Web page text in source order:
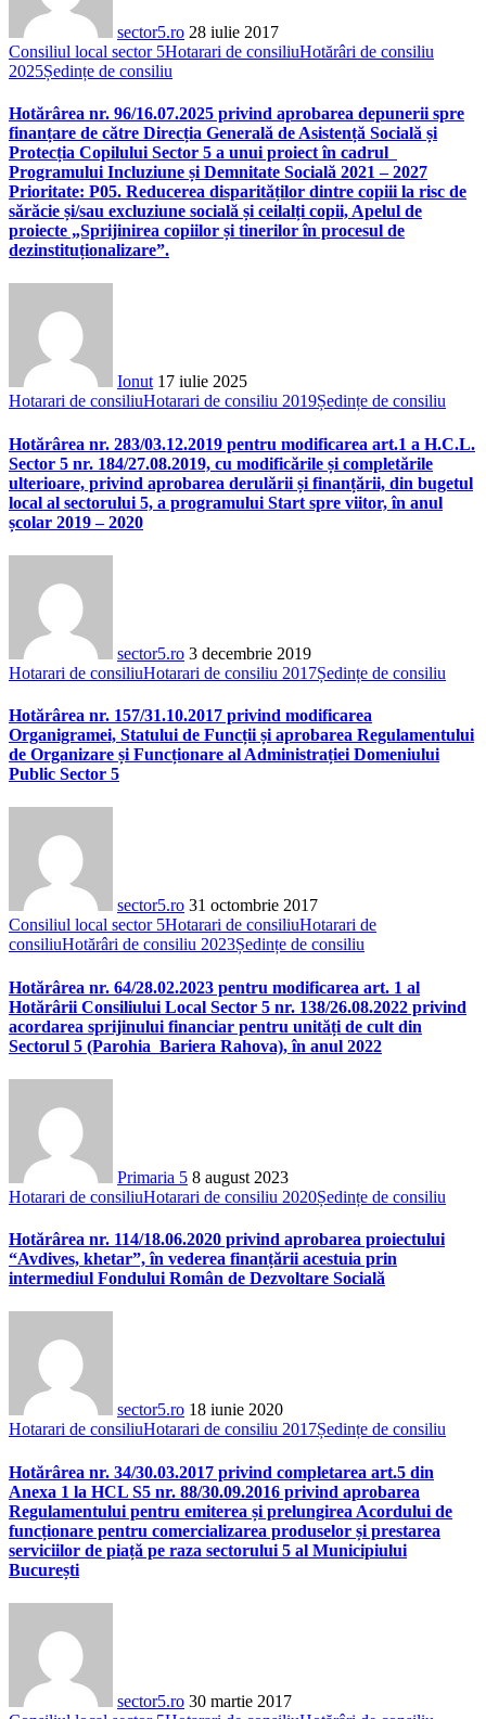
sector5.ro 28 iulie 2017
Consiliul local sector 5Hotarari de consiliuHotărâri de consiliu
2025Ședințe de consiliu
Hotărârea nr. 96/16.07.2025 privind aprobarea depunerii spre
finanțare de către Direcția Generală de Asistență Socială și
Protecția Copilului Sector 5 a unui proiect în cadrul
Programului Incluziune și Demnitate Socială 2021 – 2027
Prioritate: P05. Reducerea disparităților dintre copiii la risc de
sărăcie și/sau excluziune socială și ceilalți copii, Apelul de
proiecte „Sprijinirea copiilor și tinerilor în procesul de
dezinstituționalizare”.
Ionut 17 iulie 2025
Hotarari de consiliuHotarari de consiliu 2019Ședințe de consiliu
Hotărârea nr. 283/03.12.2019 pentru modificarea art.1 a H.C.L.
Sector 5 nr. 184/27.08.2019, cu modificările și completările
ulterioare, privind aprobarea derulării și finanțării, din bugetul
local al sectorului 5, a programului Start spre viitor, în anul
școlar 2019 – 2020
sector5.ro 3 decembrie 2019
Hotarari de consiliuHotarari de consiliu 2017Ședințe de consiliu
Hotărârea nr. 157/31.10.2017 privind modificarea
Organigramei, Statului de Funcții și aprobarea Regulamentului
de Organizare și Funcționare al Administrației Domeniului
Public Sector 5
sector5.ro 31 octombrie 2017
Consiliul local sector 5Hotarari de consiliuHotarari de
consiliuHotărâri de consiliu 2023Ședințe de consiliu
Hotărârea nr. 64/28.02.2023 pentru modificarea art. 1 al
Hotărârii Consiliului Local Sector 5 nr. 138/26.08.2022 privind
acordarea sprijinului financiar pentru unități de cult din
Sectorul 5 (Parohia Bariera Rahova), în anul 2022
Primaria 5 8 august 2023
Hotarari de consiliuHotarari de consiliu 2020Ședințe de consiliu
Hotărârea nr. 114/18.06.2020 privind aprobarea proiectului
“Avdives, khetar”, în vederea finanțării acestuia prin
intermediul Fondului Român de Dezvoltare Socială
sector5.ro 18 iunie 2020
Hotarari de consiliuHotarari de consiliu 2017Ședințe de consiliu
Hotărârea nr. 34/30.03.2017 privind completarea art.5 din
Anexa 1 la HCL S5 nr. 88/30.09.2016 privind aprobarea
Regulamentului pentru emiterea și prelungirea Acordului de
funcționare pentru comercializarea produselor și prestarea
serviciilor de piață pe raza sectorului 5 al Municipiului
București
sector5.ro 30 martie 2017